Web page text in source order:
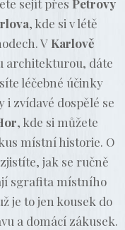
sejít přes Petrovy
, kde si v létě
V Karlově
architekturou, dáte
léčebné účinky
zvídavé dospělé se
, kde si můžete
místní historie. O
zjistíte, jak se ručně
sgrafita místního
je to jen kousek do
a domácí zákusek.